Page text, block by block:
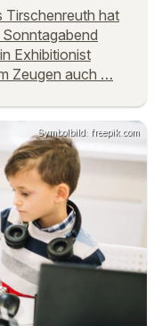
Tirschenreuth hat
Exhibitionist
Zeugen auch …
Symbolbild: freepik.com